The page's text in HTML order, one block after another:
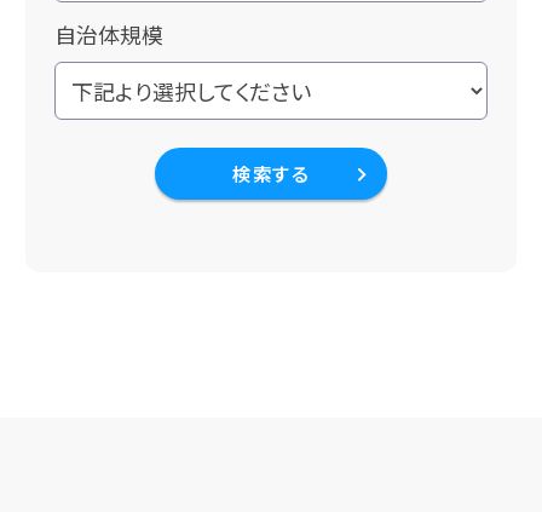
自治体規模
検索する